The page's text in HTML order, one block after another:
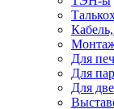
Для
Для
Для